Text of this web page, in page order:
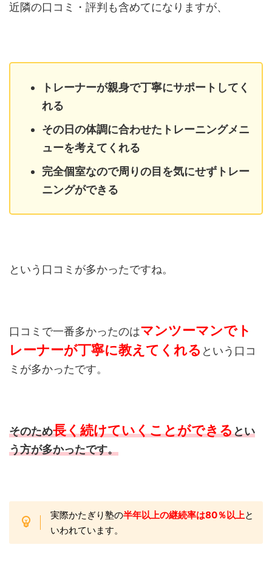
近隣の口コミ・評判も含めてになりますが、
トレーナーが親身で丁寧にサポートしてく
れる
その日の体調に合わせたトレーニングメニ
ューを考えてくれる
完全個室なので周りの目を気にせずトレー
ニングができる
という口コミが多かったですね。
口コミで一番多かったのはマンツーマンでト
レーナーが丁寧に教えてくれる という口コ
ミが多かったです。
そのため長く続けていくことができるとい
う方が多かったです。
実際かたぎり塾の半年以上の継続率は80％以上と
いわれています。